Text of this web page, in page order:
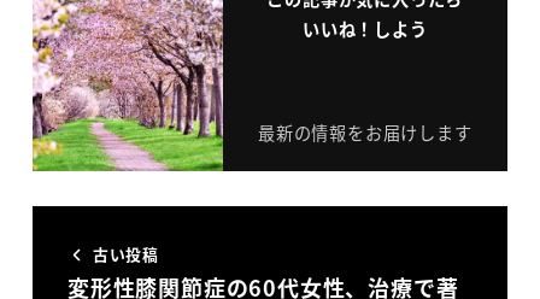
いいね！しよう
最新の情報をお届けします
古い投稿
変形性膝関節症の60代女性、治療で著